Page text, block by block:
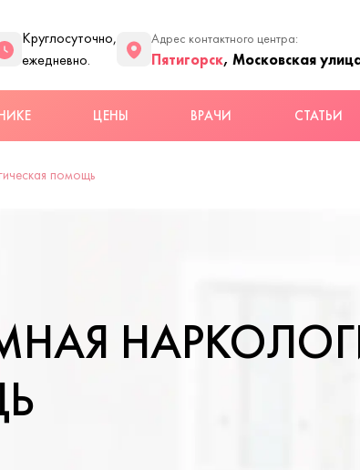
Круглосуточно,
ежедневно.
Адрес контактного центра:
Пятигорск, Московская
ЦЕНЫ ВРАЧИ СТАТЬИ
помощь